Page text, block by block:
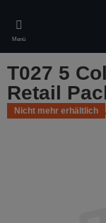
main
content
Menü
T027 5
Retail
Nicht mehr erhältlich